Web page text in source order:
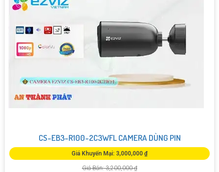
CS-EB3-R100-2C3WFL CAMERA DÙNG PIN
Giá Khuyến Mại: 3,000,000 ₫
Giá Bán: 3,200,000 ₫